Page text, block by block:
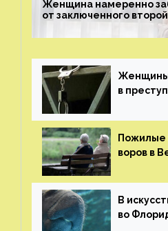
Женщина намеренно
от заключенного
Женщины
в
ему
Пожилые
воров в
В
во